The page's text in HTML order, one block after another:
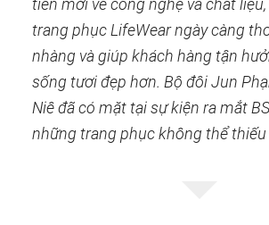
tiến mới về công nghệ và chất
trang phục LifeWear ngày càng
nhàng và giúp khách hàng tận
sống tươi đẹp hơn. Bộ đôi Jun
Niê đã có mặt tại sự kiện ra mắt
những trang phục không thể thiếu